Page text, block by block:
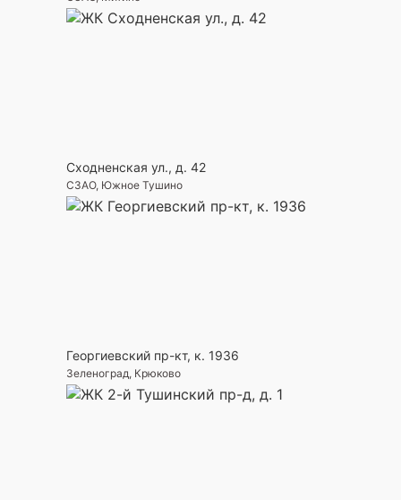
Сходненская ул., д. 42
СЗАО, Южное Тушино
Георгиевский пр-кт, к. 1936
Зеленоград, Крюково